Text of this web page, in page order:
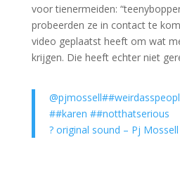
voor tienermeiden:
probeerden ze in contact te
video geplaatst heeft om wat
krijgen. Die heeft echter niet
@pjmossell
##karen ##notthatserious
? original sound – Pj Mossell